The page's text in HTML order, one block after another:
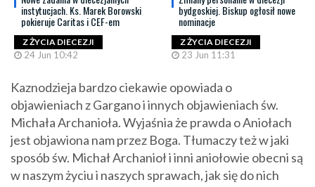
instytucjach. Ks. Marek Borowski
pokieruje Caritas i CEF-em
Z ŻYCIA DIECEZJI
24 Jun 10:42
bydgoskiej. Biskup ogłosił nowe
nominacje
Z ŻYCIA DIECEZJI
23 Jun 11:31
Kaznodzieja bardzo ciekawie opowiada o
objawieniach z Gargano i innych objawieniach św.
Michała Archanioła. Wyjaśnia że prawda o Aniołach
jest objawiona nam przez Boga. Tłumaczy też w jaki
sposób św. Michał Archanioł i inni aniołowie obecni są
w naszym życiu i naszych sprawach, jak się do nich